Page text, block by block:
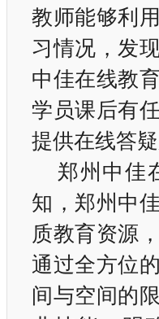
教师能够利
习情况，发
中佳在线教
学员课后有
提供在线答疑
郑州中佳
知，郑州中
质教育资源
通过全方位
间与空间的